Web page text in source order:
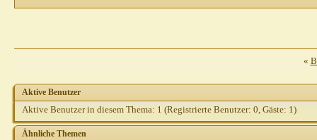
nadelAW: RR hat es
AW: RR hat
Stefanie R.AW:
GastAW:
«
Aktive Benutzer
Aktive Benutzer in diesem Thema: 1 (Registrierte Benutzer: 0, Gäste: 1)
Ähnliche Themen